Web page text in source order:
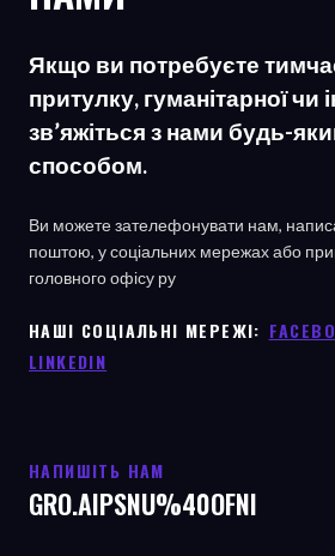
Якщо ви потребуєте
притулку, гуманітарної чи
зв’яжіться з нами будь-
способом.
Ви можете зателефонувати нам,
поштою, у соціальних мережах або
головного офісу ру
НАШІ СОЦІАЛЬНІ МЕРЕЖІ: ㅤ
LINKEDIN
НАПИШІТЬ НАМ
GRO.AIPSNU%40OFNI